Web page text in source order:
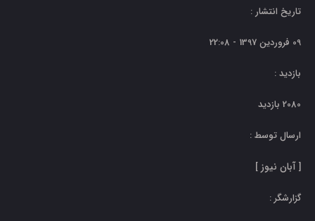
تاریخ انتشار :
09 فروردین 1397 - 22:08
بازدید :
2080 بازدید
ارسال توسط :
[آبان نیوز ]
گزارشگر :